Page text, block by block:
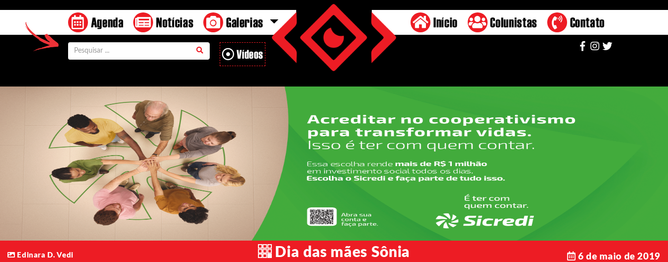
Agenda Notícias Galerias
Vídeos
Início Colunistas Contato
Dia das mães Sônia
Edinara D. Vedi 6 de maio de 2019